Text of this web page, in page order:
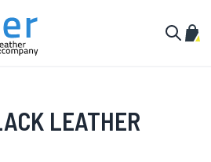
LEATHER